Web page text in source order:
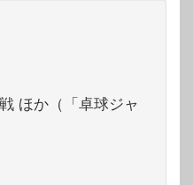
ほか（「卓球ジャ